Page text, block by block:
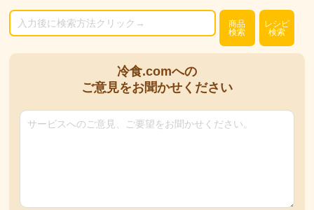
商品
検索
レシピ
検索
冷食.comへの
ご意見をお聞かせください